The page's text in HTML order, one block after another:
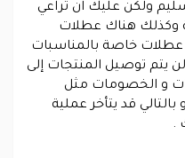
ولكن عليك ان تراعي
وكذلك هناك عطلات
خاصة بالمناسبات
لن يتم توصيل المنتجات إلى
و الخصومات مثل
بالتالي قد يتأخر عملية
.